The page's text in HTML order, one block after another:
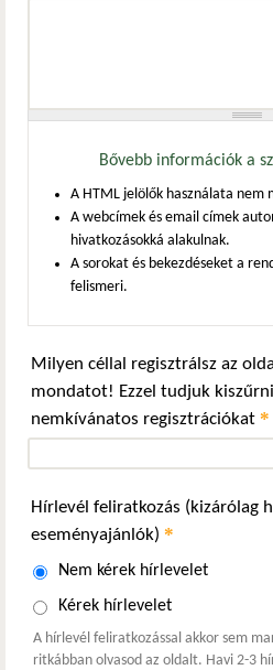
Bővebb információk a
A HTML jelölők használata nem
A webcímek és email címek
hivatkozásokká alakulnak.
A sorokat és bekezdéseket a
felismeri.
Milyen céllal regisztrálsz az
mondatot! Ezzel tudjuk
nemkívánatos regisztrációkat *
Hírlevél feliratkozás (kizárólag
eseményajánlók) *
Nem kérek hírlevelet
Kérek hírlevelet
A hírlevél feliratkozással akkor sem
ritkábban olvasod az oldalt. Havi 2-3